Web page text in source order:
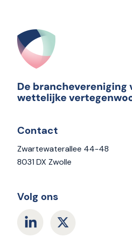
Contact
Zwartewaterallee 44-48
8031 DX Zwolle
Volg ons